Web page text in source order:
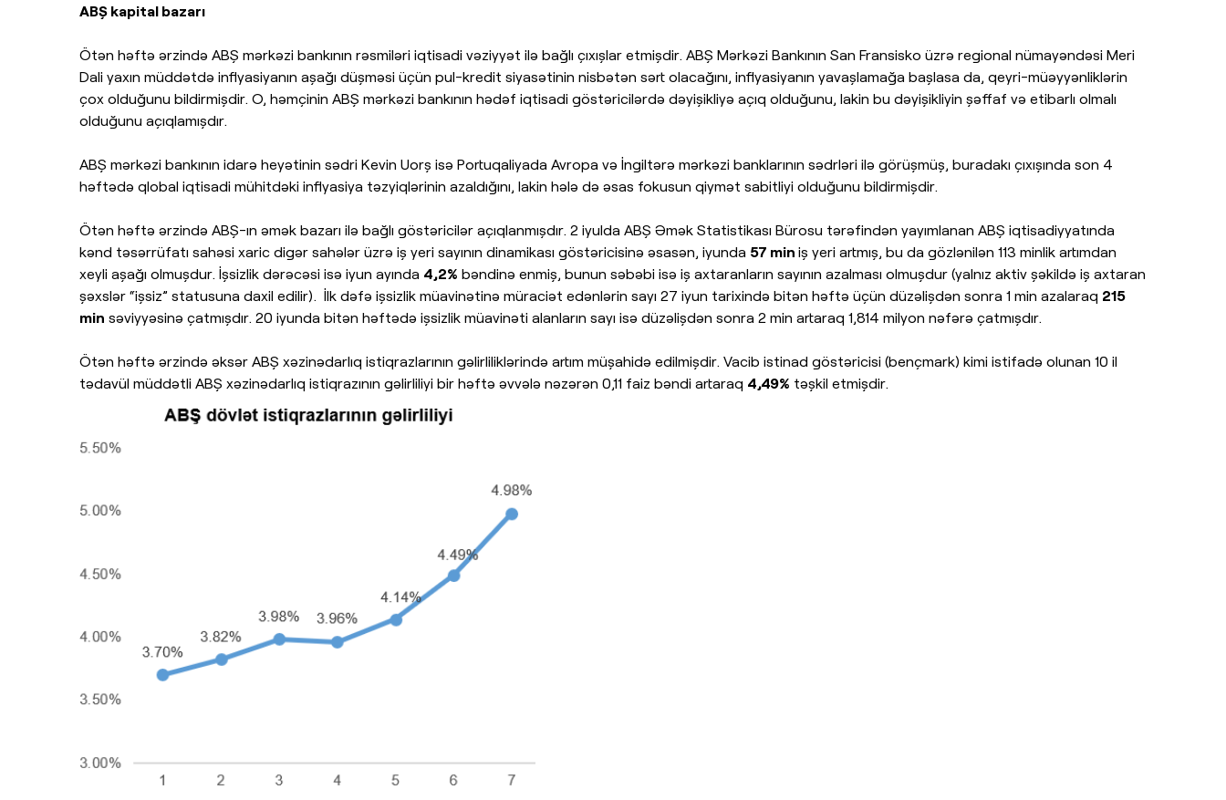
ABŞ kapital bazarı
Ötən həftə ərzində ABŞ mərkəzi bankının rəsmiləri iqtisadi vəziyyət ilə bağlı çıxışlar etmişdir. ABŞ Mərkəzi Bankının San Fransisko üzrə regional nümayəndəsi Meri
Dali yaxın müddətdə inflyasiyanın aşağı düşməsi üçün pul-kredit siyasətinin nisbətən sərt olacağını, inflyasiyanın yavaşlamağa başlasa da, qeyri-müəyyənliklərin
çox olduğunu bildirmişdir. O, həmçinin ABŞ mərkəzi bankının hədəf iqtisadi göstəricilərdə dəyişikliyə açıq olduğunu, lakin bu dəyişikliyin şəffaf və etibarlı olmalı
olduğunu açıqlamışdır.
ABŞ mərkəzi bankının idarə heyətinin sədri Kevin Uorş isə Portuqaliyada Avropa və İngiltərə mərkəzi banklarının sədrləri ilə görüşmüş, buradakı çıxışında son 4
həftədə qlobal iqtisadi mühitdəki inflyasiya təzyiqlərinin azaldığını, lakin hələ də əsas fokusun qiymət sabitliyi olduğunu bildirmişdir.
Ötən həftə ərzində ABŞ-ın əmək bazarı ilə bağlı göstəricilər açıqlanmışdır. 2 iyulda ABŞ Əmək Statistikası Bürosu tərəfindən yayımlanan ABŞ iqtisadiyyatında
kənd təsərrüfatı sahəsi xaric digər sahələr üzrə iş yeri sayının dinamikası göstəricisinə əsasən, iyunda 57 min iş yeri artmış, bu da gözlənilən 113 minlik artımdan
xeyli aşağı olmuşdur. İşsizlik dərəcəsi isə iyun ayında 4,2% bəndinə enmiş, bunun səbəbi isə iş axtaranların sayının azalması olmuşdur (yalnız aktiv şəkildə iş axtaran
şəxslər “işsiz” statusuna daxil edilir). İlk dəfə işsizlik müavinətinə müraciət edənlərin sayı 27 iyun tarixində bitən həftə üçün düzəlişdən sonra 1 min azalaraq 215
min səviyyəsinə çatmışdır. 20 iyunda bitən həftədə işsizlik müavinəti alanların sayı isə düzəlişdən sonra 2 min artaraq 1,814 milyon nəfərə çatmışdır.
Ötən həftə ərzində əksər ABŞ xəzinədarlıq istiqrazlarının gəlirliliklərində artım müşahidə edilmişdir. Vacib istinad göstəricisi (bençmark) kimi istifadə olunan 10 il
tədavül müddətli ABŞ xəzinədarlıq istiqrazının gəlirliliyi bir həftə əvvələ nəzərən 0,11 faiz bəndi artaraq 4,49% təşkil etmişdir.